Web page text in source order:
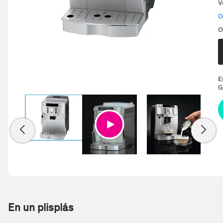
En un plisplás